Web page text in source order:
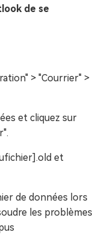
de se
> "Courrier" >
et cliquez sur
et
de données lors
les problèmes